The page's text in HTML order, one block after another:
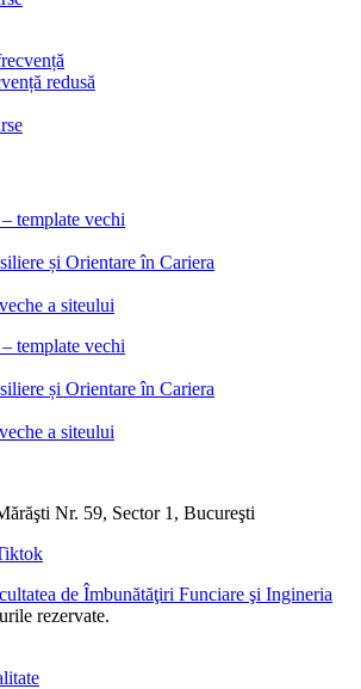
redusă
template vechi
și Orientare în Cariera
a siteului
template vechi
și Orientare în Cariera
a siteului
Nr. 59, Sector 1, Bucureşti
de Îmbunătăţiri Funciare şi Ingineria
rezervate.